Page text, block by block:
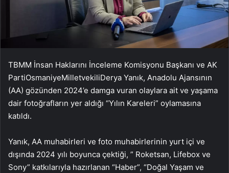
TBMM İnsan Haklarını İnceleme Komisyonu Başkanı ve AK
PartiOsmaniyeMilletvekiliDerya Yanık, Anadolu Ajansının
(AA) gözünden 2024’e damga vuran olaylara ait ve yaşama
dair fotoğrafların yer aldığı “Yılın Kareleri” oylamasına
katıldı.
Yanık, AA muhabirleri ve foto muhabirlerinin yurt içi ve
dışında 2024 yılı boyunca çektiği, ” Roketsan, Lifebox ve
Sony” katkılarıyla hazırlanan “Haber”, “Doğal Yaşam ve